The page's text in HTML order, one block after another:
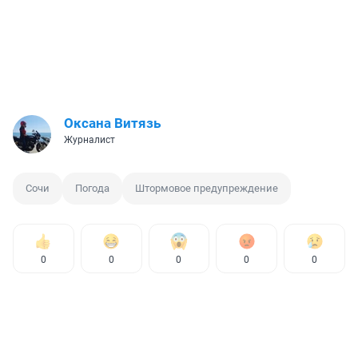
Оксана Витязь
Журналист
Сочи Погода Штормовое предупреждение
0 0 0 0 0